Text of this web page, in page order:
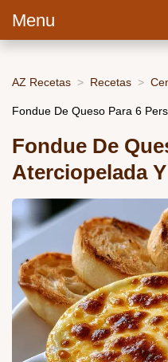
Menu
AZ Recetas Recetas
Fondue De Queso Para 6
Fondue De
Aterciopelada